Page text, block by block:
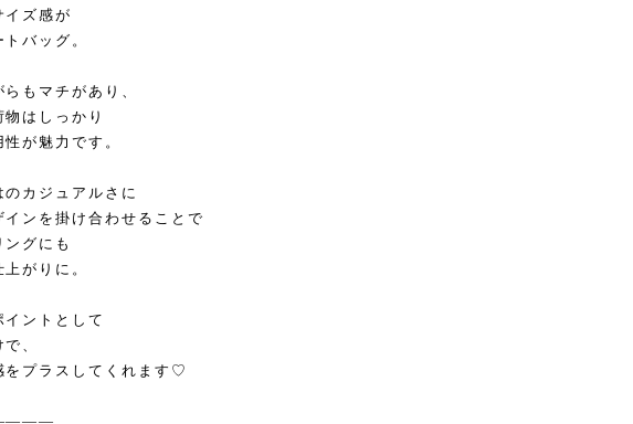
イズ感が
バッグ。
もマチがあり、
はしっかり
が魅力です。
カジュアルさに
インを掛け合わせることで
グにも
がりに。
イントとして
、
をプラスしてくれます♡